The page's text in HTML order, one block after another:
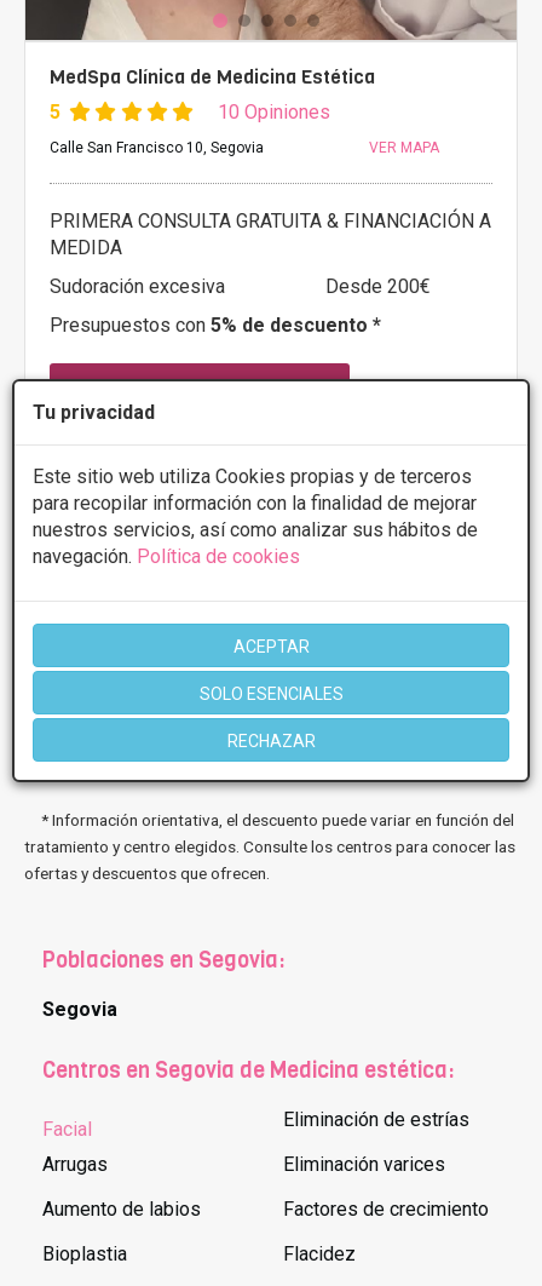
Tu privacidad
Este sitio web utiliza Cookies propias y de terceros
para recopilar información con la finalidad de mejorar
nuestros servicios, así como analizar sus hábitos de
navegación. Política de cookies
ACEPTAR
SOLO ESENCIALES
RECHAZAR
MedSpa Clínica de Medicina Estética
5 10 Opiniones
Calle San Francisco 10, Segovia VER MAPA
PRIMERA CONSULTA GRATUITA & FINANCIACIÓN A
MEDIDA
Sudoración excesiva
Desde 200€
Presupuestos con 5% de descuento *
CONSULTAR/CITA/PRESUPUESTO
Lunes
10:00 - 14:00 17:00 - 20:00
Martes
10:00 - 14:00 17:00 - 20:00
Miércoles
10:00 - 14:00 17:00 - 20:00
Jueves
10:00 - 14:00 17:00 - 20:00
Viernes
10:00 - 14:00 17:00 - 20:00
Más información
1 de 1
* Información orientativa, el descuento puede variar en función del
tratamiento y centro elegidos. Consulte los centros para conocer las
ofertas y descuentos que ofrecen.
Poblaciones en Segovia:
Segovia
Centros en Segovia de Medicina estética:
Facial
Arrugas
Aumento de labios
Bioplastia
Eliminación de estrías
Eliminación varices
Factores de crecimiento
Flacidez